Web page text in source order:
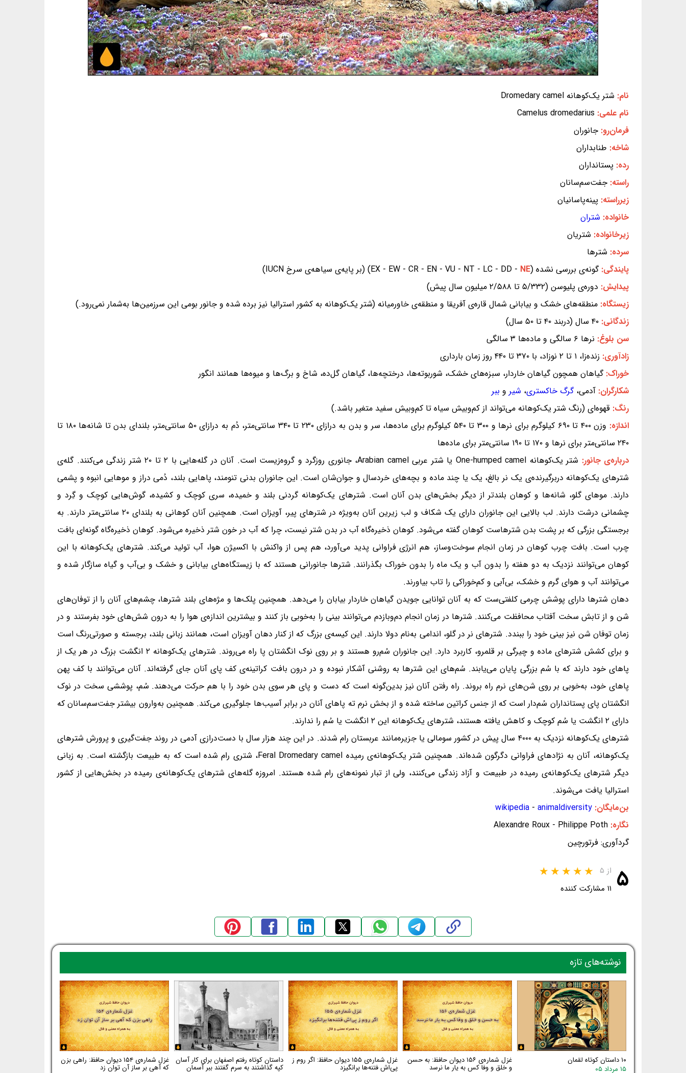
نام: شتر یک‌کوهانه Dromedary camel
نام علمی: Camelus dromedarius
فرمان‌رو: جانوران
شاخه: طنابداران
رده: پستانداران
راسته: جفت‌سم‌سانان
زیرراسته: پینه‌پاسانیان
خانواده: شتران
زیرخانواده: شتریان
سرده: شترها
پایندگی:گونه‌ی بررسی نشده (EX - EW - CR - EN - VU - NT - LC - DD -NE
) (بر پایه‌ی سیاهه‌ی سرخ IUCN)
پیدایش: دوره‌ی پلیوسن (۵/۳۳۲ تا ۲/۵۸۸ میلیون سال پیش)
زیستگاه: منطقه‌های خشک و بیابانی شمال قاره‌ی آفریقا و منطقه‌ی خاورمیانه (شتر یک‌کوهانه به کشور استرالیا نیز برده شده و جانور بومی این سرزمین‌ها به‌شمار نمی‌رود.)
زندگانی: ۴۰ سال (دربند ۴۰ تا ۵۰ سال)
سن بلوغ: نرها ۶ سالگی و ماده‌ها ۳ سالگی
زادآوری: زنده‌زا، ۱ تا ۲ نوزاد، با ۳۷۰ تا ۴۴۰ روز زمان بارداری
خوراک:گیاهان همچون گیاهان خاردار، سبزه‌های خشک، شوربوته‌ها، درختچه‌ها، گیاهان گل‌ده، شاخ و برگ‌ها و میوه‌ها همانند انگور
شکارگران: آدمی،گرگ خاکستری، شیر و ببر
رنگ: قهوه‌ای (رنگ شتر یک‌کوهانه می‌تواند از کم‌وبیش سیاه تا کم‌وبیش سفید متغیر باشد.)
اندازه:
وزن ۴۰۰ تا ۶۹۰ کیلوگرم برای نرها و ۳۰۰ تا ۵۴۰ کیلوگرم برای ماده‌ها، سر و بدن به درازای ۲۳۰ تا ۳۴۰ سانتی‌متر، دُم به درازای ۵۰ سانتی‌متر، بلندای بدن تا شانه‌ها ۱۸۰ تا
۲۴۰ سانتی‌متر برای نرها و ۱۷۰ تا ۱۹۰ سانتی‌متر برای ماده‌ها
درباره‌ی جانور:
شتر یک‌کوهانه One-humped camel یا شتر عربی Arabian camel، جانوری روزگرد و گروه‌زیست است. آنان در گله‌هایی با ۲ تا ۲۰ شتر زندگی می‌کنند. گله‌ی
شترهای یک‌کوهانه دربرگیرنده‌ی یک نر بالغ، یک یا چند ماده و بچه‌های خردسال و جوان‌شان است. این جانوران بدنی تنومند، پاهایی بلند، دُمی دراز و موهایی انبوه و پشمی
دارند. موهای گلو، شانه‌ها و کوهان بلندتر از دیگر بخش‌های بدن آنان است. شترهای یک‌کوهانه گردنی بلند و خمیده، سری کوچک و کشیده، گوش‌هایی کوچک و گِرد و
چشمانی درشت دارند. لب بالایی این جانوران دارای یک شکاف و لب زیرین آنان به‌ویژه در شترهای پیر، آویزان است. همچنین آنان کوهانی به بلندای ۲۰ سانتی‌متر دارند. به
برجستگی بزرگی که بر پشت بدن شترهاست کوهان گفته می‌شود. کوهان ذخیره‌گاه آب در بدن شتر نیست، چرا که آب در خون شتر ذخیره می‌شود. کوهان ذخیره‌گاه گونه‌ای بافت
چرب است. بافت چرب کوهان در زمان انجام سوخت‌وساز، هم انرژی فراوانی پدید می‌آورد، هم پس از واکنش با اکسیژن هوا، آب تولید می‌کند. شترهای یک‌کوهانه با این
کوهان می‌توانند نزدیک به دو هفته را بدون آب و یک ماه را بدون خوراک بگذرانند. شترها جانورانی هستند که با زیستگاه‌های بیابانی و خشک و بی‌آب و گیاه سازگار شده و
می‌توانند آب و هوای گرم و خشک، بی‌آبی و کم‌خوراکی را تاب بیاورند.
دهان شترها دارای پوشش چرمی کلفتی‌ست که به آنان توانایی جویدن گیاهان خاردار بیابان را می‌دهد. همچنین پلک‌ها و مژه‌های بلند شترها، چشم‌های آنان را از توفان‌های
شن و از تابش سخت آفتاب محافظت می‌کنند. شترها در زمان انجام دم‌وبازدم می‌توانند بینی را به‌خوبی باز کنند و بیشترین اندازه‌ی هوا را به درون شش‌های خود بفرستند و در
زمان توفان شن نیز بینی خود را ببندد. شترهای نر در گلو، اندامی به‌نام دولا دارند. این کیسه‌ی بزرگ که از کنار دهان آویزان است، همانند زبانی بلند، برجسته و صورتی‌رنگ است
و برای کشش شترهای ماده و چیرگی بر قلمرو، کاربرد دارد. این جانوران سُم‌رو هستند و بر روی نوک انگشتان پا راه می‌روند. شترهای یک‌کوهانه ۲ انگشت بزرگ در هر یک از
پاهای خود دارند که با سُم بزرگی پایان می‌یابند. سُم‌های این شترها به روشنی آشکار نبوده و در درون بافت کراتینه‌ی کف پای آنان جای گرفته‌اند. آنان می‌توانند با کف پهن
پاهای خود، به‌خوبی بر روی شن‌های نرم راه بروند. راه رفتن آنان نیز بدین‌گونه است که دست و پای هر سوی بدن خود را با هم حرکت می‌دهند. سُم، پوششی سخت در نوک
انگشتان پای پستانداران سُم‌دار است که از جنس کراتین ساخته شده و از بخش نرم ته پاهای آنان در برابر آسیب‌ها جلوگیری می‌کند. همچنین به‌وارون بیشتر جفت‌سم‌سانان که
دارای ۲ انگشت یا سُم کوچک و کاهش یافته هستند، شترهای یک‌کوهانه این ۲ انگشت یا سُم را ندارند.
شترهای یک‌کوهانه نزدیک به ۴۰۰۰ سال پیش در کشور سومالی یا جزیره‌مانند عربستان رام شدند. در این چند هزار سال با دست‌درازی آدمی در روند جفت‌گیری و پرورش شترهای
یک‌کوهانه، آنان به نژادهای فراوانی دگرگون شده‌اند. همچنین شتر یک‌کوهانه‌ی رمیده Feral Dromedary camel، شتری رام شده است که به طبیعت بازگشته است. به زبانی
دیگر شترهای یک‌کوهانه‌ی رمیده در طبیعت و آزاد زندگی می‌کنند، ولی از تبار نمونه‌های رام شده هستند. امروزه گله‌های شترهای یک‌کوهانه‌ی رمیده در بخش‌هایی از کشور
استرالیا یافت می‌شوند.
بن‌مایگان:
wikipedia - animaldiversity
نگاره: Alexandre Roux - Philippe Poth
گردآوری: فرتورچین
۵ از ۵
۱۱ مشارکت کننده
۱۰ داستان کوتاه لقمان
۱۵ مرداد ۰۵
غزل شماره‌ی ۱۵۶ دیوان حافظ: به حسن
و خلق و وفا کس به یار ما نرسد
غزل شماره‌ی ۱۵۵ دیوان حافظ: اگر روم ز
پی‌اش فتنه‌ها برانگیزد
داستان کوتاه رفتم اصفهان برای کار آسان
کپه گذاشتند به سرم گفتند ببر آسمان
غزل شماره‌ی ۱۵۴ دیوان حافظ: راهی بزن
که آهی بر ساز آن توان زد
نوشته‌های تازه